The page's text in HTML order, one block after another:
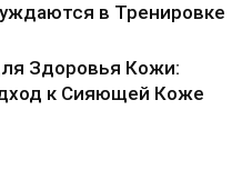
в Тренировке
Здоровья Кожи:
к Сияющей Коже